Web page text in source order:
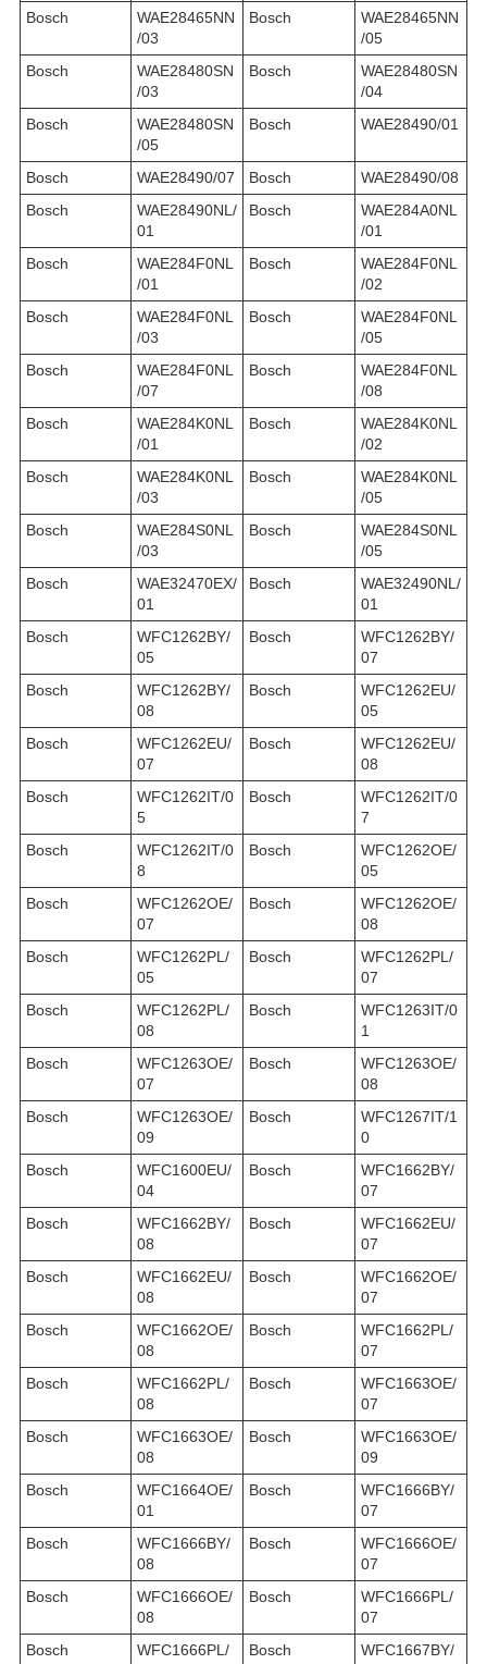
Bosch
WAE28465NN
/03
Bosch
WAE28465NN
/05
Bosch
WAE28480SN
/03
Bosch
WAE28480SN
/04
Bosch
WAE28480SN
/05
Bosch WAE28490/01
Bosch WAE28490/07 Bosch
WAE28490/08
Bosch
WAE28490NL/
01
Bosch
WAE284A0NL
/01
Bosch
WAE284F0NL
/01
Bosch
WAE284F0NL
/02
Bosch
WAE284F0NL
/03
Bosch
WAE284F0NL
/05
Bosch
WAE284F0NL
/07
Bosch
WAE284F0NL
/08
Bosch
WAE284K0NL
/01
Bosch
WAE284K0NL
/02
Bosch
WAE284K0NL
/03
Bosch
WAE284K0NL
/05
Bosch
WAE284S0NL
/03
Bosch
WAE284S0NL
/05
Bosch
WAE32470EX/
01
Bosch
WAE32490NL/
01
Bosch
WFC1262BY/
05
Bosch
WFC1262BY/
07
Bosch
WFC1262BY/
08
Bosch
WFC1262EU/
05
Bosch
WFC1262EU/
07
Bosch
WFC1262EU/
08
Bosch
WFC1262IT/0
5
Bosch
WFC1262IT/0
7
Bosch
WFC1262IT/0
8
Bosch
WFC1262OE/
05
Bosch
WFC1262OE/
07
Bosch
WFC1262OE/
08
Bosch
WFC1262PL/
05
Bosch
WFC1262PL/
07
Bosch
WFC1262PL/
08
Bosch
WFC1263IT/0
1
Bosch
WFC1263OE/
07
Bosch
WFC1263OE/
08
Bosch
WFC1263OE/
09
Bosch
WFC1267IT/1
0
Bosch
WFC1600EU/
04
Bosch
WFC1662BY/
07
Bosch
WFC1662BY/
08
Bosch
WFC1662EU/
07
Bosch
WFC1662EU/
08
Bosch
WFC1662OE/
07
Bosch
WFC1662OE/
08
Bosch
WFC1662PL/
07
Bosch
WFC1662PL/
08
Bosch
WFC1663OE/
07
Bosch
WFC1663OE/
08
Bosch
WFC1663OE/
09
Bosch
WFC1664OE/
01
Bosch
WFC1666BY/
07
Bosch
WFC1666BY/
08
Bosch
WFC1666OE/
07
Bosch
WFC1666OE/
08
Bosch
WFC1666PL/
07
Bosch
WFC1666PL/
Bosch
WFC1667BY/